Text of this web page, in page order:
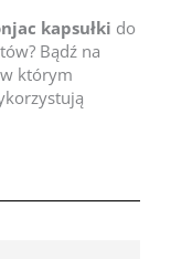
kapsułki do
Bądź na
którym